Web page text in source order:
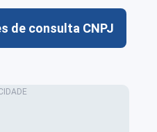
de consulta CNPJ